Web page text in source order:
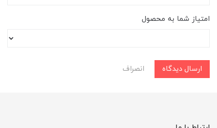
امتیاز شما به محصول
ارسال دیدگاه انصراف